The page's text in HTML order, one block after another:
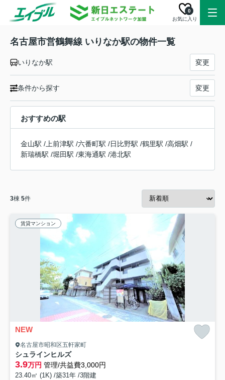
お気に入り
0
名古屋市営鶴舞線 いりなか駅の物件一覧
いりなか駅 変更
条件から探す 変更
おすすめの駅
金山駅 / 上前津駅 /六番町駅 /日比野駅 /鶴里駅 /高畑駅 /
新瑞橋駅 /堀田駅 /東海通駅 /港北駅
3棟 5件
賃貸マンション
NEW
名古屋市昭和区五軒家町
シュラインヒルズ
3.9万円 管理/共益費3,000円
23.40㎡ (1K) /築31年 /3階建